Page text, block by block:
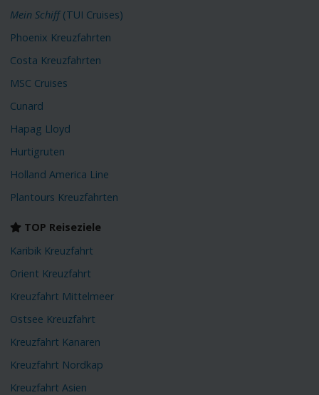
Mein Schiff(TUI Cruises)
Phoenix Kreuzfahrten
Costa Kreuzfahrten
MSC Cruises
Cunard
Hapag Lloyd
Hurtigruten
Holland America Line
Plantours Kreuzfahrten
TOP Reiseziele
Karibik Kreuzfahrt
Orient Kreuzfahrt
Kreuzfahrt Mittelmeer
Ostsee Kreuzfahrt
Kreuzfahrt Kanaren
Kreuzfahrt Nordkap
Kreuzfahrt Asien